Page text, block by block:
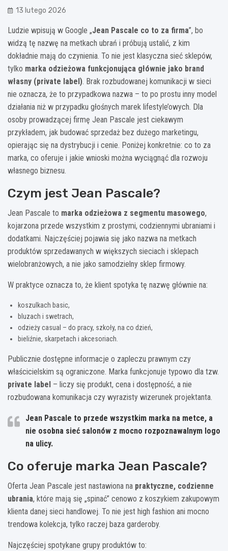
13 lutego 2026
Ludzie wpisują w Google „Jean Pascale co to za firma”, bo
widzą tę nazwę na metkach ubrań i próbują ustalić, z kim
dokładnie mają do czynienia. To nie jest klasyczna sieć sklepów,
tylko marka odzieżowa funkcjonująca głównie jako brand
własny (private label). Brak rozbudowanej komunikacji w sieci
nie oznacza, że to przypadkowa nazwa – to po prostu inny model
działania niż w przypadku głośnych marek lifestyle’owych. Dla
osoby prowadzącej firmę Jean Pascale jest ciekawym
przykładem, jak budować sprzedaż bez dużego marketingu,
opierając się na dystrybucji i cenie. Poniżej konkretnie: co to za
marka, co oferuje i jakie wnioski można wyciągnąć dla rozwoju
własnego biznesu.
Czym jest Jean Pascale?
Jean Pascale to marka odzieżowa z segmentu masowego,
kojarzona przede wszystkim z prostymi, codziennymi ubraniami i
dodatkami. Najczęściej pojawia się jako nazwa na metkach
produktów sprzedawanych w większych sieciach i sklepach
wielobranżowych, a nie jako samodzielny sklep firmowy.
W praktyce oznacza to, że klient spotyka tę nazwę głównie na:
koszulkach basic,
bluzach i swetrach,
odzieży casual – do pracy, szkoły, na co dzień,
bieliźnie, skarpetach i akcesoriach.
Publicznie dostępne informacje o zapleczu prawnym czy
właścicielskim są ograniczone. Marka funkcjonuje typowo dla tzw.
private label – liczy się produkt, cena i dostępność, a nie
rozbudowana komunikacja czy wyrazisty wizerunek projektanta.
Jean Pascale to przede wszystkim marka na metce, a
nie osobna sieć salonów z mocno rozpoznawalnym logo
na ulicy.
Co oferuje marka Jean Pascale?
Oferta Jean Pascale jest nastawiona na praktyczne, codzienne
ubrania, które mają się „spinać” cenowo z koszykiem zakupowym
klienta danej sieci handlowej. To nie jest high fashion ani mocno
trendowa kolekcja, tylko raczej baza garderoby.
Najczęściej spotykane grupy produktów to: